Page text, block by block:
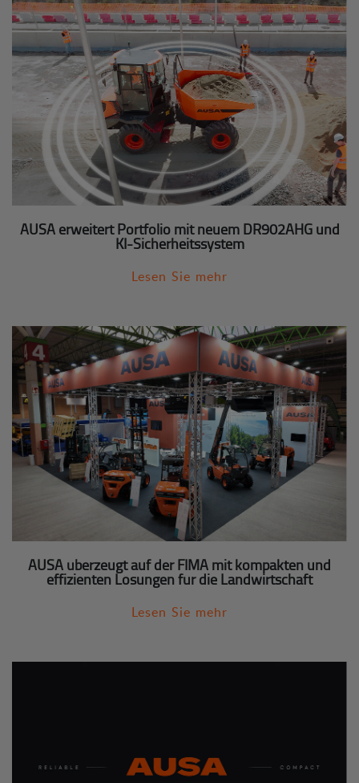
AUSA erweitert Portfolio mit neuem DR902AHG und
KI-Sicherheitssystem
Lesen Sie mehr
AUSA überzeugt auf der FIMA mit kompakten und
effizienten Lösungen für die Landwirtschaft
Lesen Sie mehr